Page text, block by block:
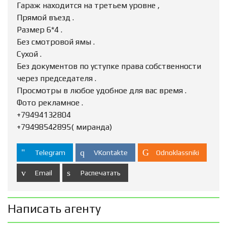
Гараж находится на третьем уровне ,
Прямой въезд .
Размер 6*4 .
Без смотровой ямы .
Сухой .
Без документов по уступке права собственности
через председателя .
Просмотры в любое удобное для вас время .
Фото рекламное .
+79494132804
+79498542895( миранда)
Telegram VKontakte Odnoklassniki
Email Распечатать
Написать агенту